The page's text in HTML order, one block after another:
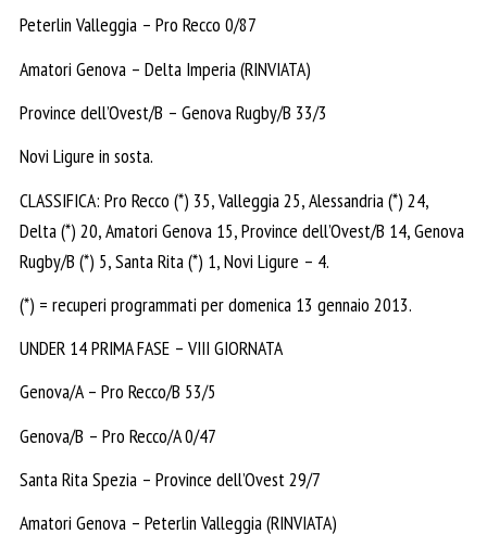
Peterlin Valleggia – Pro Recco 0/87
Amatori Genova – Delta Imperia (RINVIATA)
Province dell’Ovest/B – Genova Rugby/B 33/3
Novi Ligure in sosta.
CLASSIFICA: Pro Recco (*) 35, Valleggia 25, Alessandria (*) 24,
Delta (*) 20, Amatori Genova 15, Province dell’Ovest/B 14, Genova
Rugby/B (*) 5, Santa Rita (*) 1, Novi Ligure – 4.
(*) = recuperi programmati per domenica 13 gennaio 2013.
UNDER 14 PRIMA FASE – VIII GIORNATA
Genova/A – Pro Recco/B 53/5
Genova/B – Pro Recco/A 0/47
Santa Rita Spezia – Province dell’Ovest 29/7
Amatori Genova – Peterlin Valleggia (RINVIATA)